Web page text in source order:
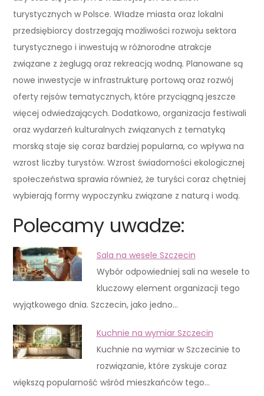
turystycznych w Polsce. Władze miasta oraz lokalni
przedsiębiorcy dostrzegają możliwości rozwoju sektora
turystycznego i inwestują w różnorodne atrakcje
związane z żeglugą oraz rekreacją wodną. Planowane są
nowe inwestycje w infrastrukturę portową oraz rozwój
oferty rejsów tematycznych, które przyciągną jeszcze
więcej odwiedzających. Dodatkowo, organizacja festiwali
oraz wydarzeń kulturalnych związanych z tematyką
morską staje się coraz bardziej popularna, co wpływa na
wzrost liczby turystów. Wzrost świadomości ekologicznej
społeczeństwa sprawia również, że turyści coraz chętniej
wybierają formy wypoczynku związane z naturą i wodą.
Polecamy uwadze:
Sala na wesele Szczecin
Wybór odpowiedniej sali na wesele to
kluczowy element organizacji tego
wyjątkowego dnia. Szczecin, jako jedno…
Kuchnie na wymiar Szczecin
Kuchnie na wymiar w Szczecinie to
rozwiązanie, które zyskuje coraz
większą popularność wśród mieszkańców tego…